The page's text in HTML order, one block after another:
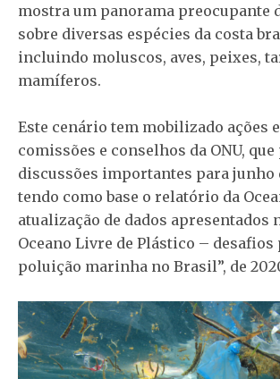
mostra um panorama preocupante
sobre diversas espécies da costa
incluindo moluscos, aves, peixes,
mamíferos.
Este cenário tem mobilizado ações
comissões e conselhos da ONU,
discussões importantes para junho
tendo como base o relatório da
atualização de dados apresentados
Oceano Livre de Plástico –
poluição marinha no Brasil”, de